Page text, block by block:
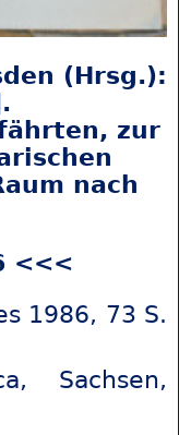
(Hrsg.):
zur
nach
<<<
1986, 73 S.
Sachsen,